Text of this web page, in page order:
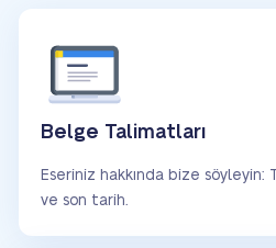
Belge Talimatları
Eseriniz hakkında bize
ve son tarih.